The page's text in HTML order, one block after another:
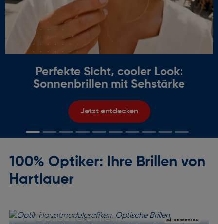
Perfekte Sicht, cooler Look:
Sonnenbrillen mit Sehstärke
Jetzt entdecken
100% Optiker: Ihre Brillen von
Hartlauer
Optische Brillen